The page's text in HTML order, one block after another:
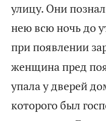
улицу. Они
нею всю ночь до
при появлении
женщина пред
упала у дверей
которого был